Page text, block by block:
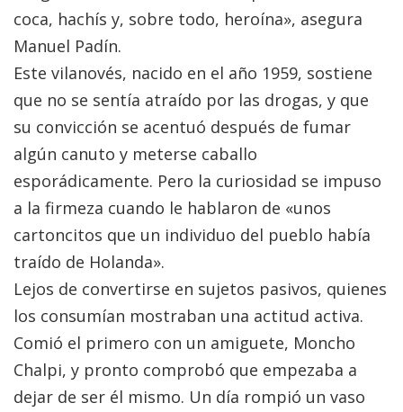
coca, hachís y, sobre todo, heroína», asegura
Manuel Padín.
Este vilanovés, nacido en el año 1959, sostiene
que no se sentía atraído por las drogas, y que
su convicción se acentuó después de fumar
algún canuto y meterse caballo
esporádicamente. Pero la curiosidad se impuso
a la firmeza cuando le hablaron de «unos
cartoncitos que un individuo del pueblo había
traído de Holanda».
Lejos de convertirse en sujetos pasivos, quienes
los consumían mostraban una actitud activa.
Comió el primero con un amiguete, Moncho
Chalpi, y pronto comprobó que empezaba a
dejar de ser él mismo. Un día rompió un vaso